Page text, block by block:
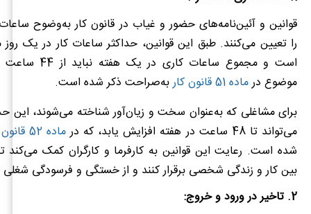
قوانین و آئین‌نامه‌های حضور و غیاب در قانون کار به‌وضوح ساعات
است و مجموع ساعات
موضوع درماده 51 قانون کار
به‌صراحت ذکر شده است.
برای مشاغلی که به‌عنوان سخت و زیان‌آور شناخته می‌شوند، این
می‌تواند تا 48 ساعت در هفته افزایش یابد، که در
ماده 52 قانون کار
شده است. رعایت این قوانین به کارفرما و کارگران کمک می‌کند
بین کار و زندگی شخصی برقرار کنند و از خستگی و فرسودگی شغلی
2. تاخیر در ورود و خروج: